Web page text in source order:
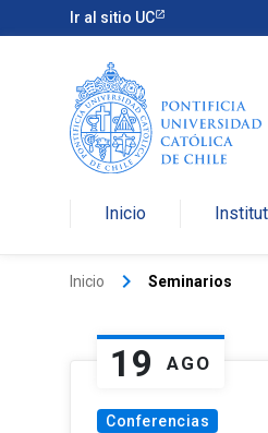
Ir al sitio UC
Inicio
Inicio keyboard_arrow_right Seminarios
19 AGO
Conferencias